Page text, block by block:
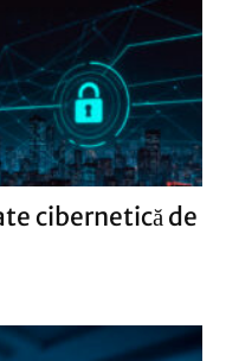
cibernetică de